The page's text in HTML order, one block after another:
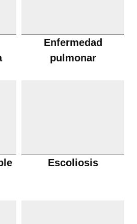
Enfermedad
pulmonar
Escoliosis